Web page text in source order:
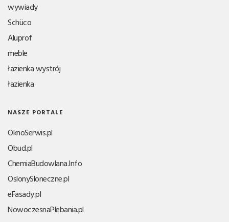
wywiady
Schüco
Aluprof
meble
łazienka wystrój
łazienka
NASZE PORTALE
OknoSerwis.pl
Obud.pl
ChemiaBudowlana.Info
OslonySloneczne.pl
eFasady.pl
NowoczesnaPlebania.pl